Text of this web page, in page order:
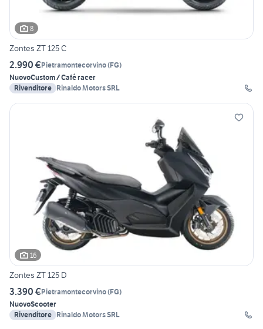
8
Zontes ZT 125 C
2.990 €Pietramontecorvino(FG)
NuovoCustom / Café racer
Rivenditore Rinaldo Motors SRL
16
Zontes ZT 125 D
3.390 €Pietramontecorvino(FG)
NuovoScooter
Rivenditore Rinaldo Motors SRL